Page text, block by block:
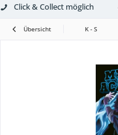
Click & Collect möglich
Übersicht K - S